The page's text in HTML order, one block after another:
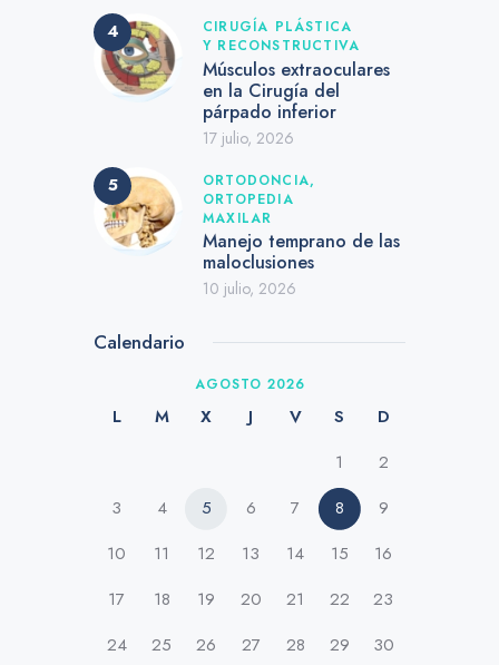
CIRUGÍA PLÁSTICA
Y RECONSTRUCTIVA
Músculos extraoculares
en la Cirugía del
párpado inferior
17 julio, 2026
ORTODONCIA,
ORTOPEDIA
MAXILAR
Manejo temprano de las
maloclusiones
10 julio, 2026
Calendario
AGOSTO 2026
L M X J V S
D
1
2
3
4 5 6 7 8
9
10
11 12 13 14 15
16
17
18 19 20 21 22
23
24
25 26 27 28 29
30